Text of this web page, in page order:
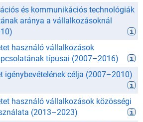
és kommunikációs technológiák
aránya a vállalkozásoknál
)
használó vállalkozások
típusai (2007–2016)
igénybevételének célja (2007–2010)
használó vállalkozások közösségi
(2013–2023)